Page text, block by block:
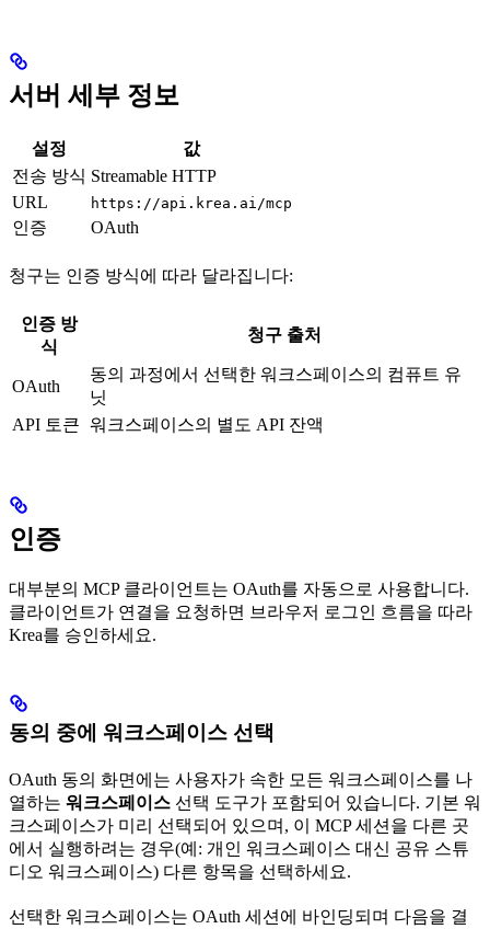
서버 세부 정보
설정
값
전송 방식 Streamable HTTP
URL
https://api.krea.ai/mcp
인증 OAuth
청구는 인증 방식에 따라 달라집니다:
인증 방
식
청구 출처
OAuth
동의 과정에서 선택한 워크스페이스의 컴퓨트 유
닛
API 토큰 워크스페이스의 별도 API 잔액
인증
대부분의 MCP 클라이언트는 OAuth를 자동으로 사용합니다.
클라이언트가 연결을 요청하면 브라우저 로그인 흐름을 따라
Krea를 승인하세요.
동의 중에 워크스페이스 선택
OAuth 동의 화면에는 사용자가 속한 모든 워크스페이스를 나
열하는 워크스페이스 선택 도구가 포함되어 있습니다. 기본 워
크스페이스가 미리 선택되어 있으며, 이 MCP 세션을 다른 곳
에서 실행하려는 경우(예: 개인 워크스페이스 대신 공유 스튜
디오 워크스페이스) 다른 항목을 선택하세요.
선택한 워크스페이스는 OAuth 세션에 바인딩되며 다음을 결